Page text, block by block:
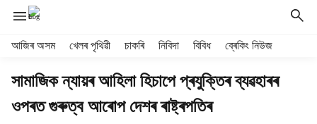
আজিৰ অসম খেলৰ পৃথিৱী চাকৰি নিবিদা বিবিধ ব্ৰেকিং নিউজ
সামাজিক ন্যায়ৰ আহিলা হিচাপে প্ৰযুক্তিৰ ব্যৱহাৰৰ
ওপৰত গুৰুত্ব আৰোপ দেশৰ ৰাষ্ট্ৰপতিৰ